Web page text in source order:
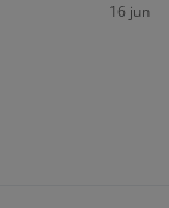
16 jun